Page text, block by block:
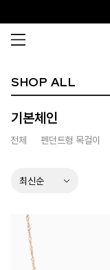
SHOP ALL
기본체인
전체 펜던트형 목걸이